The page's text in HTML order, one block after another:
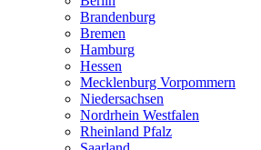
Brandenburg
Bremen
Hamburg
Hessen
Mecklenburg Vorpommern
Niedersachsen
Nordrhein Westfalen
Rheinland Pfalz